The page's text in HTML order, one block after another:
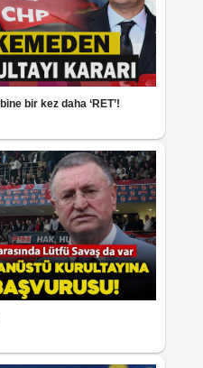
bir kez daha ‘RET’!